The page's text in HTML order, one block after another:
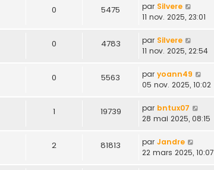
0 5475 par Silvere
11 nov. 2025, 23:01
0 4783 par Silvere
11 nov. 2025, 22:54
0 5563 par yoann49
05 nov. 2025, 10:02
1 19739 par bntux07
28 mai 2025, 08:15
2 81813 par Jandre
22 mars 2025, 10:07